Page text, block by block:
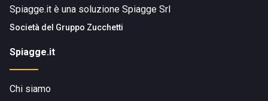
Spiagge.it è una soluzione Spiagge Srl
Società del Gruppo Zucchetti
Spiagge.it
Chi siamo